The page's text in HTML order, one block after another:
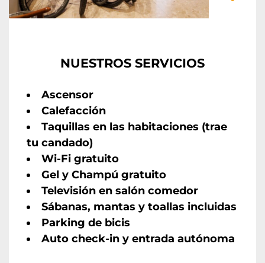
NUESTROS SERVICIOS
Ascensor
Calefacción
Taquillas en las habitaciones (trae
tu candado)
Wi-Fi gratuito
Gel y Champú gratuito
Televisión en salón comedor
Sábanas, mantas y toallas incluidas
Parking de bicis
Auto check-in y entrada autónoma